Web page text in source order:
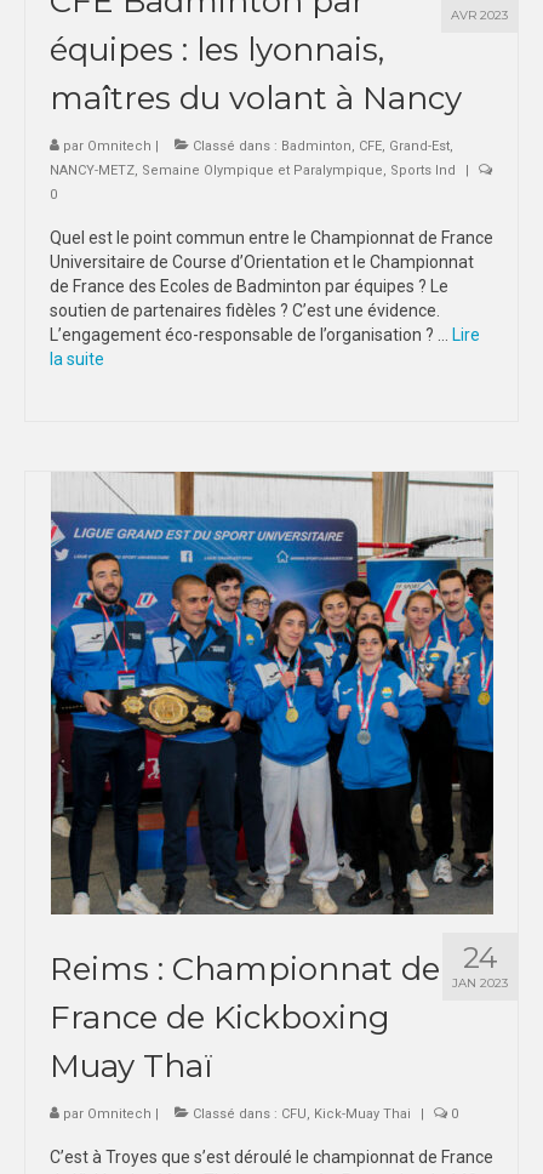
AVR 2023
équipes : les lyonnais,
maîtres du volant à Nancy
par Omnitech | Classé dans : Badminton, CFE, Grand-Est,
NANCY-METZ, Semaine Olympique et Paralympique, Sports Ind
|
0
Quel est le point commun entre le Championnat de France
Universitaire de Course d’Orientation et le Championnat
de France des Ecoles de Badminton par équipes ? Le
soutien de partenaires fidèles ? C’est une évidence.
L’engagement éco-responsable de l’organisation ? …
Lire
la suite­­
24
JAN 2023
Reims : Championnat de
France de Kickboxing
Muay Thaï
par Omnitech | Classé dans : CFU, Kick-Muay Thai | 0
C’est à Troyes que s’est déroulé le championnat de France